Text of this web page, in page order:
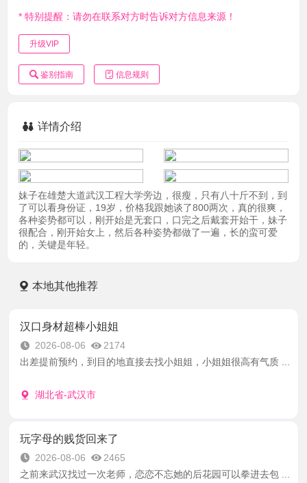
* 特别提醒：请勿在联系对方时告诉对方信息来源！
升级VIP
鉴别指南 信息规则
详情介绍
妹子在雄楚大道武汉工程大学旁边，很瘦，只有八十斤不到，到
了可以看身份证，19岁，价格我跟她谈了800两次，真的很爽，
各种姿势都可以，刚开始是无套口，口完之后戴套开始干，妹子
很配合，刚开始女上，然后各种姿势都做了一遍，长的蛮可爱
的，关键是年轻。
本地其他推荐
汉口身材超棒小姐姐
2026-08-06
2174
出差提前预约，到目的地直接去找小姐姐，小姐姐很高有气质 ...
湖北省-武汉市
玩字母的贱货回来了
2026-08-06
2465
之前来武汉找过一次老师，恋恋不忘她的后花园可以拳进去包 ...